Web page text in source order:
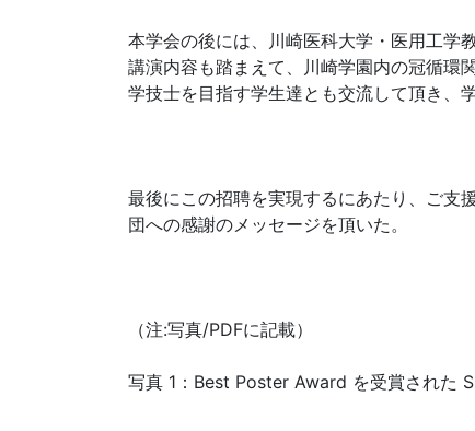
本学会の後には、川崎医科大学・医用工学
講演内容も踏まえて、川崎学園内の冠循環
学技士を目指す学生達とも交流して頂き、
最後にこの招聘を実現するにあたり、ご支
団への感謝のメッセージを頂いた。
（注:写真/PDFに記載）
写真 1：Best Poster Award を受賞された